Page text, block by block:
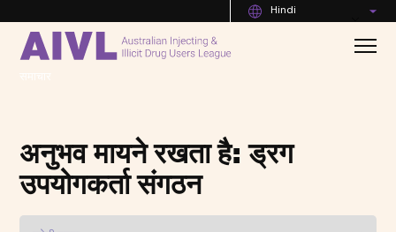
Hindi
अनुभव मायने रखता है: ड्रग
उपयोगकर्ता संगठन